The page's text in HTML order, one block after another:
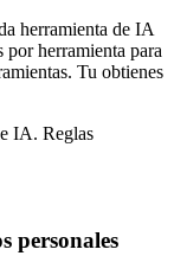
herramienta de IA
por herramienta para
Tu obtienes
IA. Reglas
personales